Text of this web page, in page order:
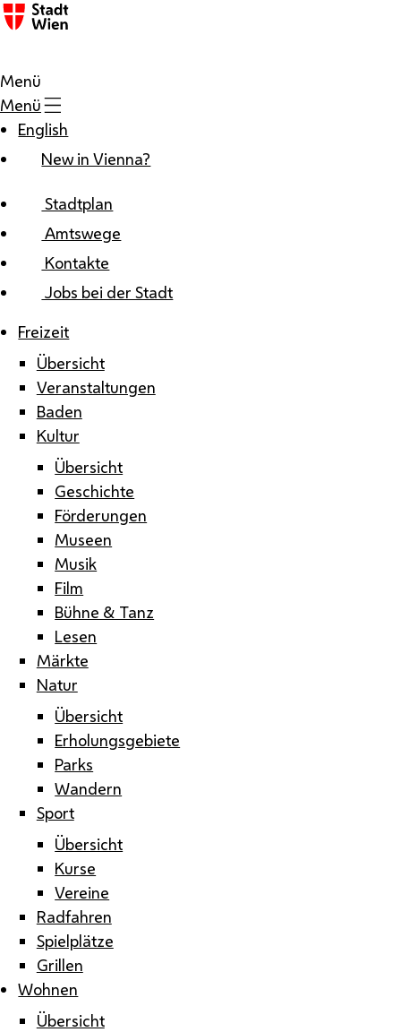
Zum Inhalt
Menü
Menü
English
New in Vienna?
Stadtplan
Amtswege
Kontakte
Jobs bei der Stadt
Freizeit
Übersicht
Veranstaltungen
Baden
Kultur
Übersicht
Geschichte
Förderungen
Museen
Musik
Film
Bühne & Tanz
Lesen
Märkte
Natur
Übersicht
Erholungsgebiete
Parks
Wandern
Sport
Übersicht
Kurse
Vereine
Radfahren
Spielplätze
Grillen
Wohnen
Übersicht